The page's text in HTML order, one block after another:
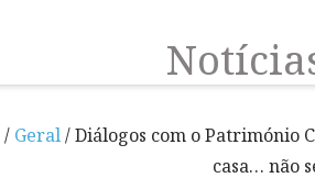
/ Geral/ Diálogos com o Património
casa… não